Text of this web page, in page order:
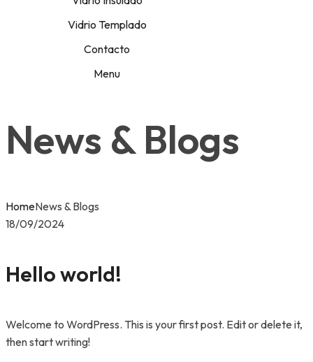
Vidrio Templado
Contacto
Menu
News & Blogs
HomeNews & Blogs
18/09/2024
Hello world!
Welcome to WordPress. This is your first post. Edit or delete it,
then start writing!